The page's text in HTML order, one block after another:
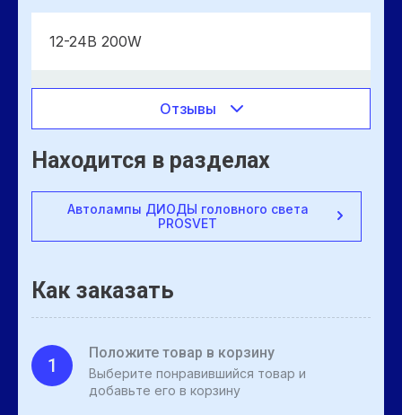
12-24В 200W
Отзывы
Находится в разделах
Автолампы ДИОДЫ головного света
PROSVET
Как заказать
1
Положите товар в корзину
Выберите понравившийся товар и
добавьте его в корзину